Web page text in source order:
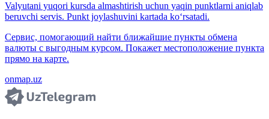
Valyutani yuqori kursda almashtirish uchun yaqin punktlarni aniqlab
beruvchi servis. Punkt joylashuvini kartada ko‘rsatadi.
Сервис, помогающий найти ближайшие пункты обмена
валюты с выгодным курсом. Покажет местоположение пункта
прямо на карте.
onmap.uz